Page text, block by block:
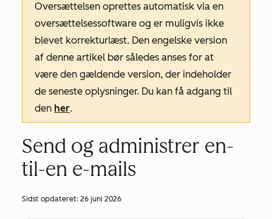
Oversættelsen oprettes automatisk via en
oversættelsessoftware og er muligvis ikke
blevet korrekturlæst. Den engelske version
af denne artikel bør således anses for at
være den gældende version, der indeholder
de seneste oplysninger. Du kan få adgang til
den her.
Send og administrer en-
til-en e-mails
Sidst opdateret: 26 juni 2026